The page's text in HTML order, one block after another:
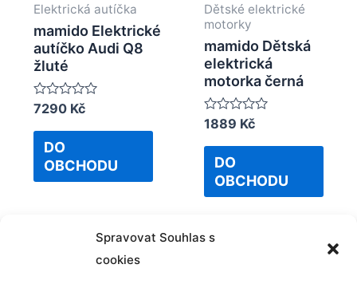
Spravovat Souhlas s
cookies
Elektrická autíčka
mamido Elektrické
autíčko Audi Q8
žluté
Rated
out
7290 Kč
DO
OBCHODU
Dětské elektrické
motorky
mamido Dětská
elektrická
motorka černá
Rated
out
1889 Kč
DO
OBCHODU